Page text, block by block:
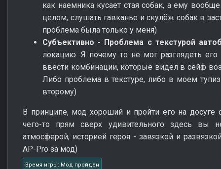
как наемника кусает стая собак, а ему
целом, слушать гавканье и скулёж собак в
проблема была только у меня)
Субъективно - Проблема с текстурой
локацию. Я почему то не мог разглядеть
ввести комбинации, которые видел в сейф
Либо проблема в текстуре, либо в моем
второму)
В принципе, мод хороший и пройти его на
чего-то прям сверх удивительного здесь вы
атмосферой, историей героя - завязкой и
AP-Pro за мод)
Время игры: Мод пройден